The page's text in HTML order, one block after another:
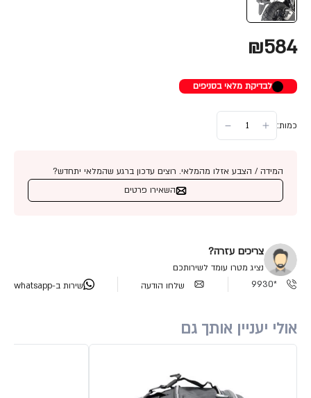
₪584
לבדיקת מלאי בסניפים
כמות:
המידה / הצבע אזלו מהמלאי. רוצים עדכון ברגע שהמלאי יתחדש?
השאירו פרטים
צריכים עזרה?
נציג מטרו עומד לשירותכם
*9930
שלחו הודעה שירות ב-whatsapp
אולי יעניין אותך גם